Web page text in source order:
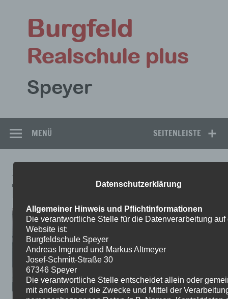
springen
SEITENLEISTE
MENÜ
3A
Datenschutzerklärung
Allgemeiner Hinweis und Pflichtinformationen
Die verantwortliche Stelle für die Datenverarbeitung auf
Website ist:
Burgfeldschule Speyer
Andreas Imgrund und Markus Altmeyer
Josef-Schmitt-Straße 30
67346 Speyer
Die verantwortliche Stelle entscheidet allein oder
mit anderen über die Zwecke und Mittel der